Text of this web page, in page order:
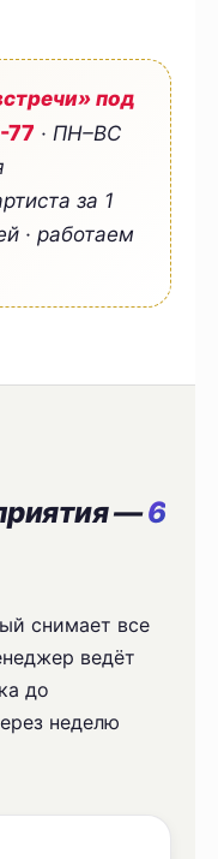
под
77 · ПН–ВС
за 1
· работаем
—6
снимает все
ведёт
до
неделю